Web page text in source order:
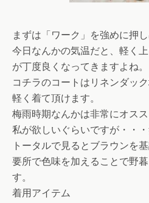
まずは「ワーク」を強めに押し
今日なんかの気温だと、軽く
が丁度良くなってきますよね。
コチラのコートはリネンダッ
軽く着て頂けます。
梅雨時期なんかは非常にオス
私が欲しいぐらいですが・・
トータルで見るとブラウンを
要所で色味を加えることで野
す。
着用アイテム